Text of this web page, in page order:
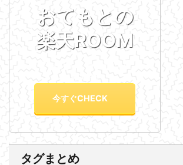
おてもとの
楽天ROOM
今すぐCHECK
タグまとめ